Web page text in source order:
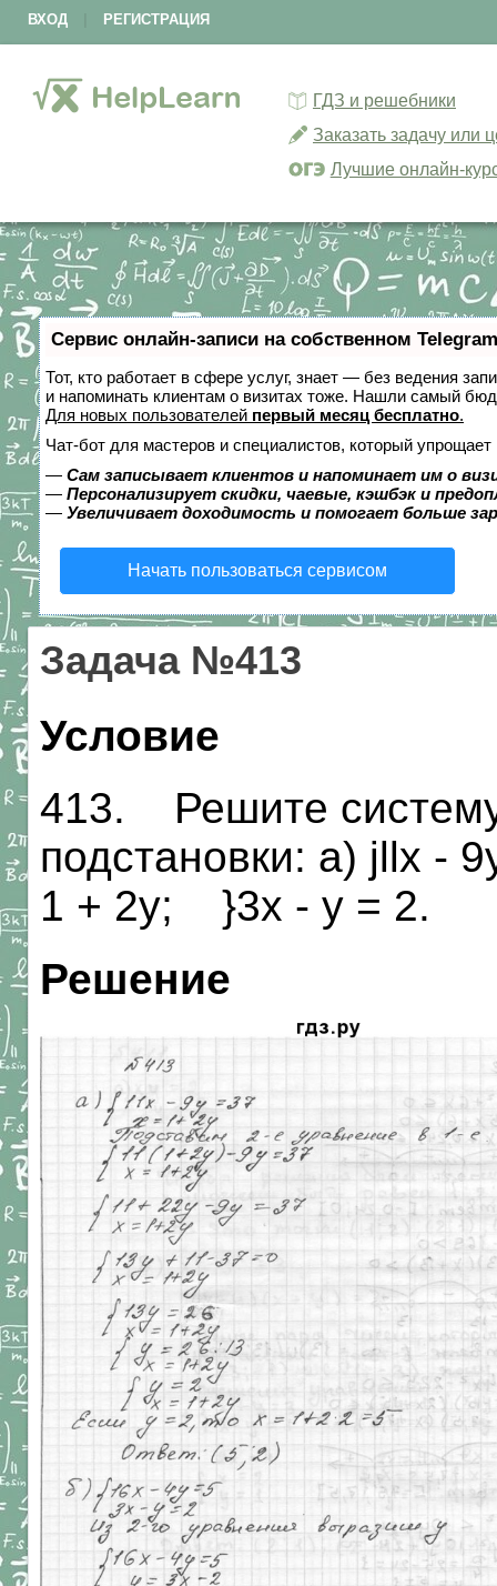
ВХОД РЕГИСТРАЦИЯ
ГДЗ и решебники
Заказать задачу или
Лучшие онлайн-
Сервис онлайн-записи на собственном
Тот, кто работает в сфере услуг, знает — без ведения
и напоминать клиентам о визитах тоже. Нашли самый
Для новых пользователей первый месяц бесплатно.
Чат-бот для мастеров и специалистов, который упрощает
— Сам записывает клиентов и напоминает им о
— Персонализирует скидки, чаевые, кэшбэк и
— Увеличивает доходимость и помогает больше
Начать пользоваться сервисом
Задача №413
Условие
413. Решите
подстановки: a) jllx -
1 + 2у; }3х - у = 2.
Решение